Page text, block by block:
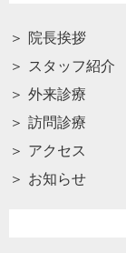
院長挨拶
スタッフ紹介
外来診療
訪問診療
アクセス
お知らせ